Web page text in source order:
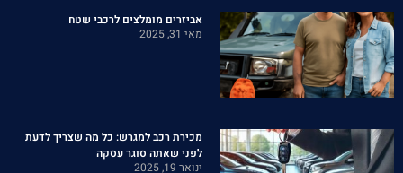
אביזרים מומלצים לרכבי שטח
מאי 31, 2025
מכירת רכב למגרש: כל מה שצריך לדעת
לפני שאתה סוגר עסקה
ינואר 19, 2025